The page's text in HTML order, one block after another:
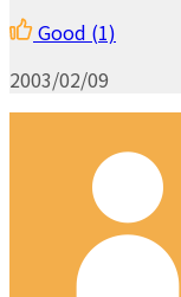
Good (1)
2003/02/09